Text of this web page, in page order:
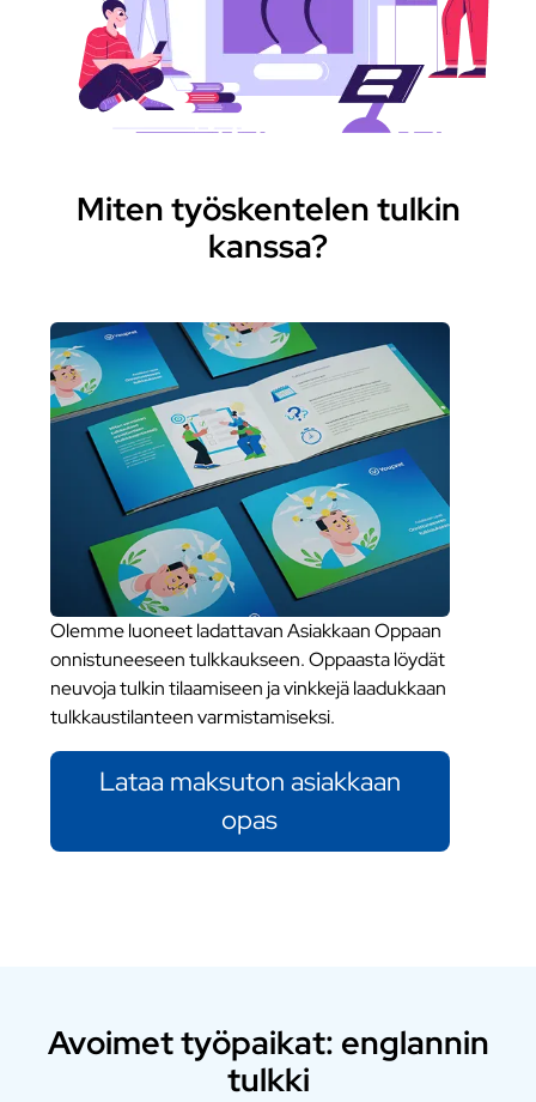
Miten työskentelen tulkin
kanssa?
Olemme luoneet ladattavan Asiakkaan Oppaan
onnistuneeseen tulkkaukseen. Oppaasta löydät
neuvoja tulkin tilaamiseen ja vinkkejä laadukkaan
tulkkaustilanteen varmistamiseksi.
Lataa maksuton asiakkaan
opas
Avoimet työpaikat: englannin
tulkki